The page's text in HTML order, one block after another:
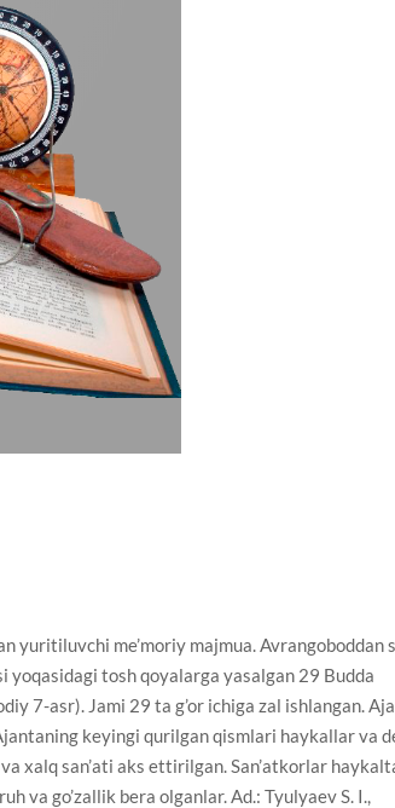
yuritiluvchi me’moriy majmua. Avrangoboddan
tosh qoyalarga yasalgan 29 Budda
7-asr). Jami 29 ta g’or ichiga zal ishlangan.
keyingi qurilgan qismlari haykallar va
xalq san’ati aks ettirilgan. San’atkorlar
va go’zallik bera olganlar. Ad.: Tyulyaev S. I.,